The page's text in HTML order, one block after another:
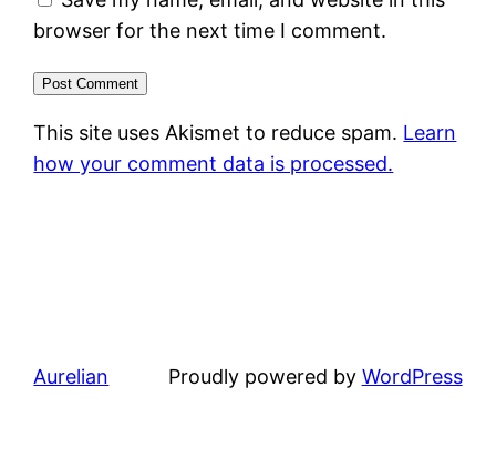
browser for the next time I comment.
This site uses Akismet to reduce spam. Learn
how your comment data is processed.
Aurelian Proudly powered by WordPress